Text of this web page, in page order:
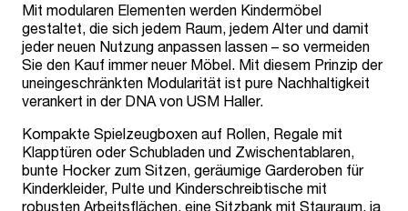
Mit modularen Elementen werden Kindermöbel
gestaltet, die sich jedem Raum, jedem Alter und damit
jeder neuen Nutzung anpassen lassen – so vermeiden
Sie den Kauf immer neuer Möbel. Mit diesem Prinzip der
uneingeschränkten Modularität ist pure Nachhaltigkeit
verankert in der DNA von USM Haller.
Kompakte Spielzeugboxen auf Rollen, Regale mit
Klapptüren oder Schubladen und Zwischentablaren,
bunte Hocker zum Sitzen, geräumige Garderoben für
Kinderkleider, Pulte und Kinderschreibtische mit
robusten Arbeitsflächen, eine Sitzbank mit Stauraum, ja